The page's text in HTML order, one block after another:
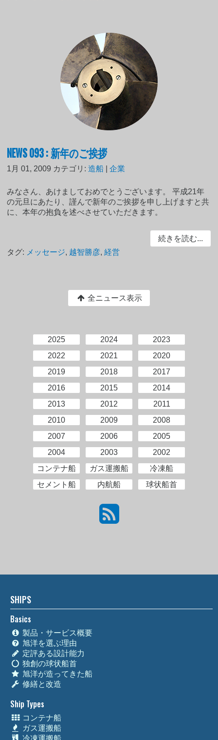
NEWS 093 : 新年のご挨拶
1月 01, 2009 カテゴリ:造船 |企業
みなさん、あけましておめでとうございます。 平成21年
の元旦にあたり、謹んで新年のご挨拶を申し上げますと共
に、本年の抱負を述べさせていただきます。
続きを読む...
タグ: メッセージ, 越智勝彦,経営
全ニュース表示
2025 2024
2023
2022
2021
2020
2019
2018
2017
2016
2015
2014
2013
2012
2011
2010
2009
2008
2007
2006
2005
2004
2003
2002
コンテナ船
ガス運搬船
冷凍船
セメント船
内航船 球状船首
SHIPS
Basics
製品・サービス概要
旭洋を選ぶ理由
定評ある設計能力
独創の球状船首
旭洋が造ってきた船
修繕と改造
Ship Types
コンテナ船
ガス運搬船
冷凍運搬船